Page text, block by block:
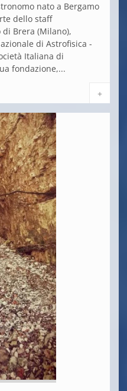
nato a Bergamo
dello staff
Brera (Milano),
di Astrofisica -
Italiana di
fondazione,...
+